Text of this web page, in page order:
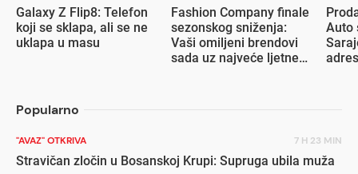
Galaxy Z Flip8: Telefon
koji se sklapa, ali se ne
uklapa u masu
Fashion Company finale
sezonskog sniženja:
Vaši omiljeni brendovi
sada uz najveće ljetne
Auto
Popularno
"AVAZ" OTKRIVA 7 H 23 MIN
Stravičan zločin u Bosanskoj Krupi: Supruga ubila muža